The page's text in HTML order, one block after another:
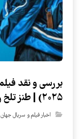
۲۰۲۵) | طنز تلخ رستگاری در سایه تیک‌های عصبی
اخبار فیلم و سریال جهان